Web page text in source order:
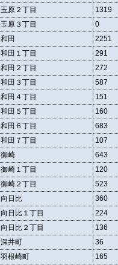
玉原２丁目 1319
玉原３丁目 0
和田 2251
和田１丁目 291
和田２丁目 272
和田３丁目 587
和田４丁目 151
和田５丁目 160
和田６丁目 683
和田７丁目 107
御崎 643
御崎１丁目 120
御崎２丁目 523
向日比 360
向日比１丁目 224
向日比２丁目 136
深井町 36
羽根崎町 165